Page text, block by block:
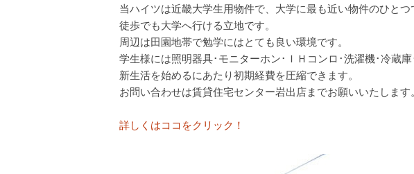
当ハイツは近畿大学生用物件で、大学に最も近い物件のひとつ
徒歩でも大学へ行ける立地です。
周辺は田園地帯で勉学にはとても良い環境です。
学生様には照明器具･モニターホン･ＩＨコンロ･洗濯機･冷蔵庫
新生活を始めるにあたり初期経費を圧縮できます。
お問い合わせは賃貸住宅センター岩出店までお願いいたします
詳しくはココをクリック！